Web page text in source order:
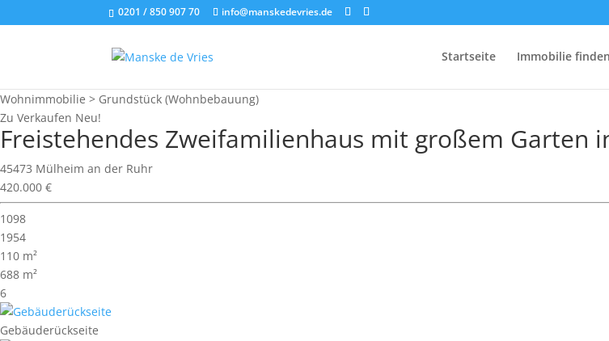
0201 / 850 907 70 info@manskedevries.de
Startseite Immobilie finden
Wohnimmobilie > Grundstück (Wohnbebauung)
Zu Verkaufen Neu!
Freistehendes Zweifamilienhaus mit großem Garten
45473 Mülheim an der Ruhr
420.000 €
1098
1954
110 m²
688 m²
6
Gebäuderückseite